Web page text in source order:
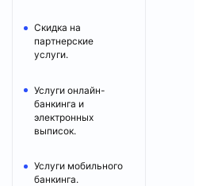
Скидка на
партнерские
услуги.
Услуги онлайн-
банкинга и
электронных
выписок.
Услуги мобильного
банкинга.